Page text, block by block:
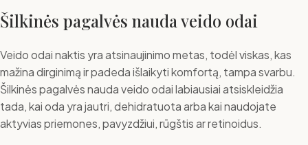
Šilkinės pagalvės nauda veido odai
Veido odai naktis yra atsinaujinimo metas, todėl viskas, kas
mažina dirginimą ir padeda išlaikyti komfortą, tampa svarbu.
Šilkinės pagalvės nauda veido odai labiausiai atsiskleidžia
tada, kai oda yra jautri, dehidratuota arba kai naudojate
aktyvias priemones, pavyzdžiui, rūgštis ar retinoidus.